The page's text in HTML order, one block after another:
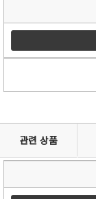
관련 상품